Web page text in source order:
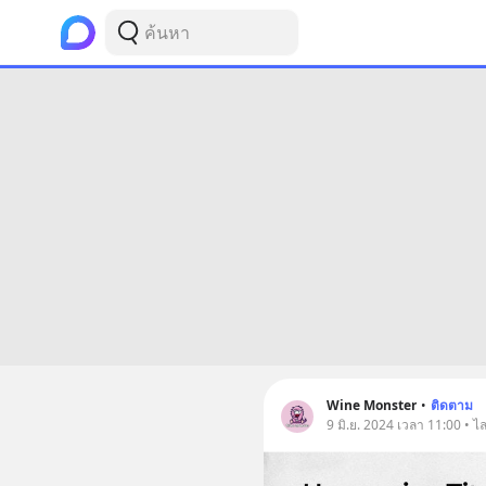
Wine Monster • ติดตาม
9 มิ.ย. 2024 เวลา 11:00 •